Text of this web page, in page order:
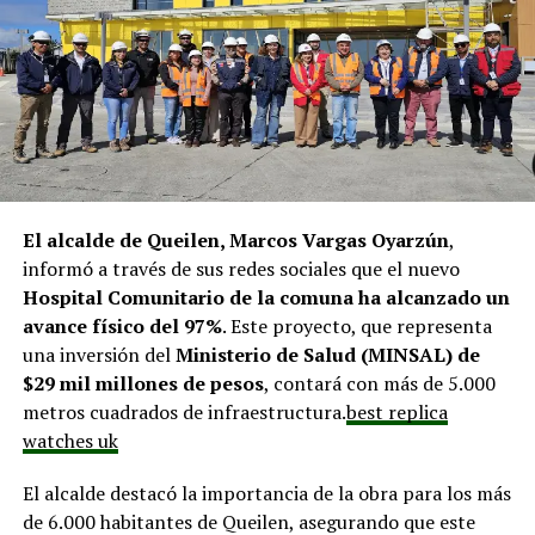
pero que se ha solicitado priorizar proyectos que estén
en línea con una disminución de los montos disponibles,
agregando que en su comuna tienen iniciativas
aprobadas que aún esperan financiamiento, como la
infraestructura del Club Deportivo Bernardo O’Higgins
y el cierre perimetral del Club Deportivo Aucar, obras
fundamentales para el desarrollo comunitario.
El alcalde de Quemchi, Javier Ugarte, expresó una
situación similar, señalando que en su comuna tienen
proyectos elegibles tanto en PMU como en PMB, pero
que hasta la fecha no han recibido respuesta clara sobre
si se entregarán los recursos.“Preocupa esta situación,
estos son proyectos que vienen trabajándose desde
hace tiempo y que hoy están en riesgo por la falta de
financiamiento”,
En la comuna deCuraco de Vélez, la alcaldesa Javiera
El alcalde de Queilen, Marcos Vargas Oyarzún,
informó a través de sus redes sociales que el nuevo
Hospital Comunitario de la comuna ha alcanzado un
avance físico del 97%. Este proyecto, que representa
una inversión delMinisterio de Salud (MINSAL) de
$29 mil millones de pesos, contará con más de 5.000
metros cuadrados de infraestructura.best replica
watches uk
El alcalde destacó la importancia de la obra para los más
de 6.000 habitantes de Queilen, asegurando que este